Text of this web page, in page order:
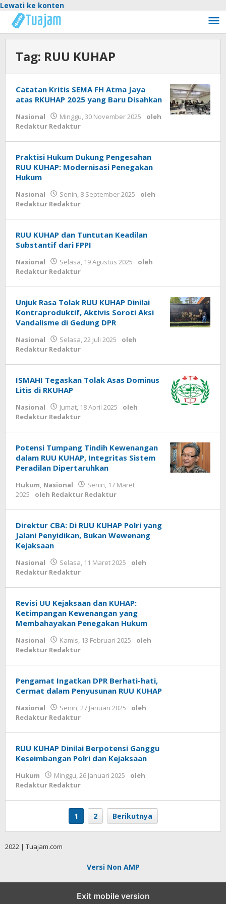
Lewati ke konten
Tag: RUU KUHAP
Catatan Kritis SEMA FH Atma Jaya
atas RKUHAP 2025 yang Baru Disahkan
Nasional Minggu, 30 November 2025
oleh
Redaktur Redaktur
Praktisi Hukum Dukung Pengesahan
RUU KUHAP: Modernisasi Penegakan
Hukum
Nasional Senin, 8 September 2025
oleh
Redaktur Redaktur
RUU KUHAP dan Tuntutan Keadilan
Substantif dari FPPI
Nasional Selasa, 19 Agustus 2025
oleh
Redaktur Redaktur
Unjuk Rasa Tolak RUU KUHAP Dinilai
Kontraproduktif, Aktivis Soroti Aksi
Vandalisme di Gedung DPR
Nasional Selasa, 22 Juli 2025
oleh
Redaktur Redaktur
ISMAHI Tegaskan Tolak Asas Dominus
Litis di RKUHAP
Nasional Jumat, 18 April 2025
oleh
Redaktur Redaktur
Potensi Tumpang Tindih Kewenangan
dalam RUU KUHAP, Integritas Sistem
Peradilan Dipertaruhkan
Hukum, Nasional
Senin, 17 Maret
2025
oleh Redaktur Redaktur
Direktur CBA: Di RUU KUHAP Polri yang
Jalani Penyidikan, Bukan Wewenang
Kejaksaan
Nasional Selasa, 11 Maret 2025
oleh
Redaktur Redaktur
Revisi UU Kejaksaan dan KUHAP:
Ketimpangan Kewenangan yang
Membahayakan Penegakan Hukum
Nasional Kamis, 13 Februari 2025
oleh
Redaktur Redaktur
Pengamat Ingatkan DPR Berhati-hati,
Cermat dalam Penyusunan RUU KUHAP
Nasional Senin, 27 Januari 2025
oleh
Redaktur Redaktur
RUU KUHAP Dinilai Berpotensi Ganggu
Keseimbangan Polri dan Kejaksaan
Hukum Minggu, 26 Januari 2025
oleh
Redaktur Redaktur
1 2 Berikutnya
2022 | Tuajam.com
Versi Non AMP
Exit mobile version